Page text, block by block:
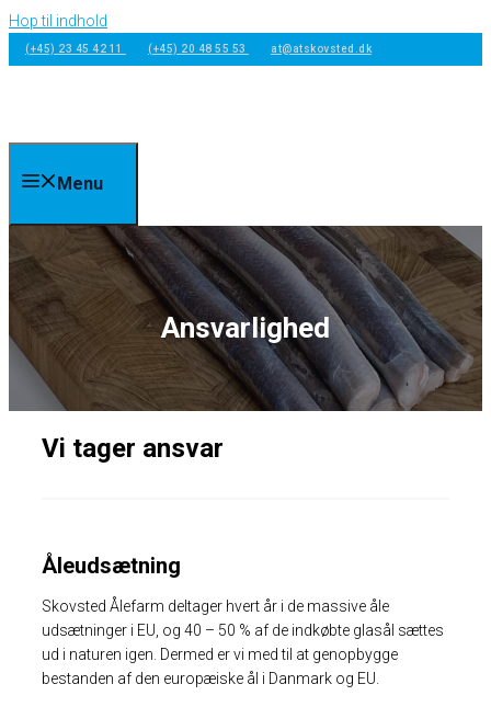
Hop til indhold
(+45) 23 45 42 11 (+45) 20 48 55 53 at@atskovsted.dk
Menu
Ansvarlighed
Vi tager ansvar
Åleudsætning
Skovsted Ålefarm deltager hvert år i de massive åle
udsætninger i EU, og 40 – 50 % af de indkøbte glasål sættes
ud i naturen igen. Dermed er vi med til at genopbygge
bestanden af den europæiske ål i Danmark og EU.